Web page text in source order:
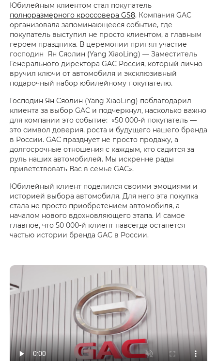
Юбилейным клиентом стал покупатель
полноразмерного кроссовера GS8. Компания GAC
организовала запоминающееся событие, где
покупатель выступил не просто клиентом, а главным
героем праздника. В церемонии принял участие
господин Ян Сяолин (Yang XiaoLing) — Заместитель
Генерального директора GAC Россия, который лично
вручил ключи от автомобиля и эксклюзивный
подарочный набор юбилейному покупателю.
Господин Ян Сяолин (Yang XiaoLing) поблагодарил
клиента за выбор GAC и подчеркнул, насколько важно
для компании это событие: «50 000-й покупатель —
это символ доверия, роста и будущего нашего бренда
в России. GAC празднует не просто продажу, а
долгосрочные отношения с каждым, кто садится за
руль наших автомобилей. Мы искренне рады
приветствовать Вас в семье GAC».
Юбилейный клиент поделился своими эмоциями и
историей выбора автомобиля. Для него эта покупка
стала не просто приобретением автомобиля, а
началом нового вдохновляющего этапа. И самое
главное, что 50 000-й клиент навсегда останется
частью истории бренда GAC в России.